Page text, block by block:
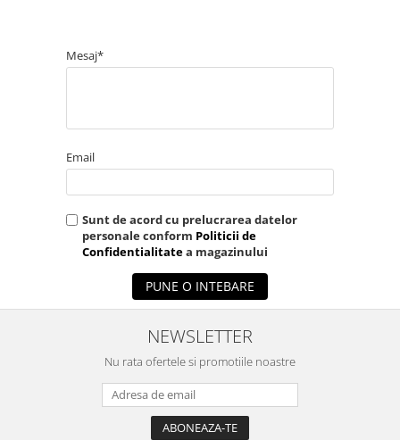
Mesaj*
Email
Sunt de acord cu prelucrarea datelor
personale conform Politicii de
Confidentialitatea magazinului
PUNE O INTEBARE
NEWSLETTER
Nu rata ofertele si promotiile noastre